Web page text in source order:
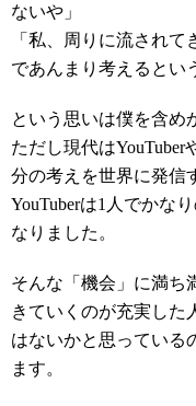
ないや」
「私、周りに流され
であんまり考えるとい
という思いは僕を含め
ただし現代は
分の考えを世界に発信
YouTuberは1人でかな
なりました。
そんな「機会」に満ち
きていくのが充実した
はないかと思っている
ます。